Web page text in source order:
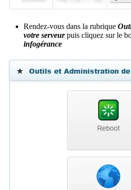
Rendez-vous dans la rubrique
votre serveurpuis cliquez sur le
infogérance